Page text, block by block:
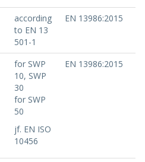
according
to EN 13
501-1
EN 13986:2015
for SWP
10, SWP
30
for SWP
50
jf. EN ISO
10456
EN 13986:2015